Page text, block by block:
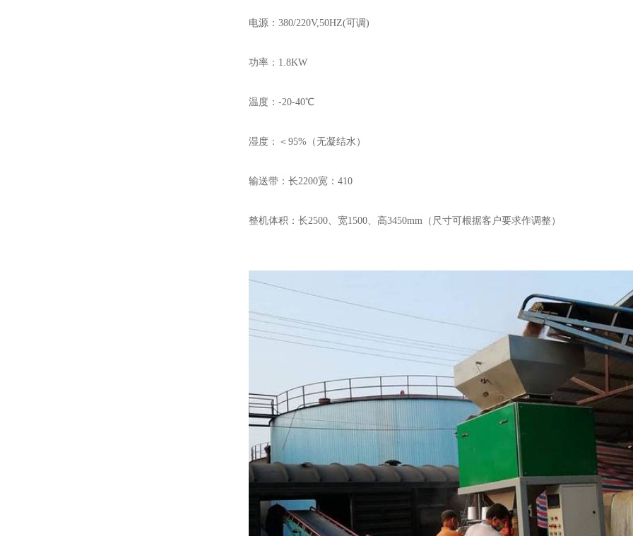
电源：380/220V,50HZ(可调)
功率：1.8KW
温度：-20-40℃
湿度：＜95%（无凝结水）
输送带：长2200宽：410
整机体积：长2500、宽1500、高3450mm（尺寸可根据客户要求作调整）